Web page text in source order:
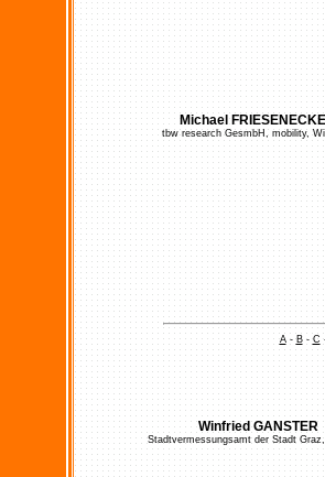
Michael
tbw research GesmbH, mobility,
A-B-C
Winfried GANSTER
Stadtvermessungsamt der Stadt